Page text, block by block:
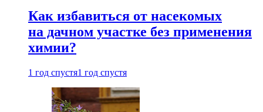
Как избавиться от насекомых
на дачном участке без применения
химии?
1 год спустя1 год спустя